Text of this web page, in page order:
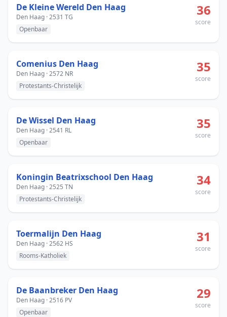
De Kleine Wereld Den Haag
Den Haag · 2531 TG
Openbaar
36
score
Comenius Den Haag
Den Haag · 2572 NR
Protestants-Christelijk
35
score
De Wissel Den Haag
Den Haag · 2541 RL
Openbaar
35
score
Koningin Beatrixschool Den Haag
Den Haag · 2525 TN
Protestants-Christelijk
34
score
Toermalijn Den Haag
Den Haag · 2562 HS
Rooms-Katholiek
31
score
De Baanbreker Den Haag
Den Haag · 2516 PV
Openbaar
29
score